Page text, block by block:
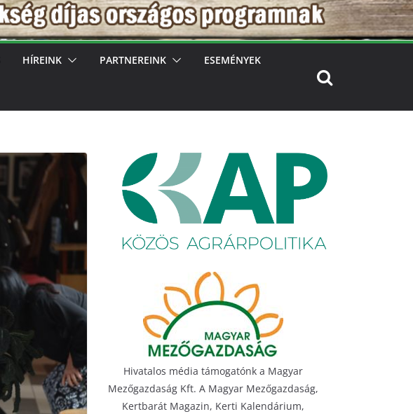
HÍREINK PARTNEREINK ESEMÉNYEK
Hivatalos média támogatónk a Magyar
Mezőgazdaság Kft. A Magyar Mezőgazdaság,
Kertbarát Magazin, Kerti Kalendárium,